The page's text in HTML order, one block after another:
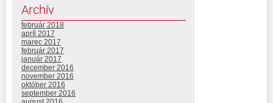
Archív
február 2018
apríl 2017
marec 2017
február 2017
január 2017
december 2016
november 2016
október 2016
september 2016